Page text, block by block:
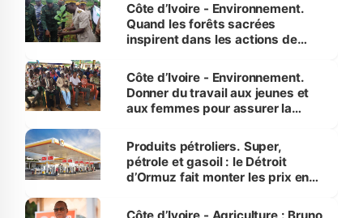
Côte d’Ivoire - Environnement.
Quand les forêts sacrées
inspirent dans les actions de
Côte d’Ivoire - Environnement.
Donner du travail aux jeunes et
aux femmes pour assurer la
menacées
Produits pétroliers. Super,
pétrole et gasoil : le Détroit
d’Ormuz fait monter les prix en